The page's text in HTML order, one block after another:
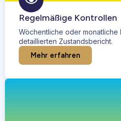
Regelmäßige Kontrollen
Wöchentliche oder monatliche
detaillierten Zustandsbericht.
Mehr erfahren